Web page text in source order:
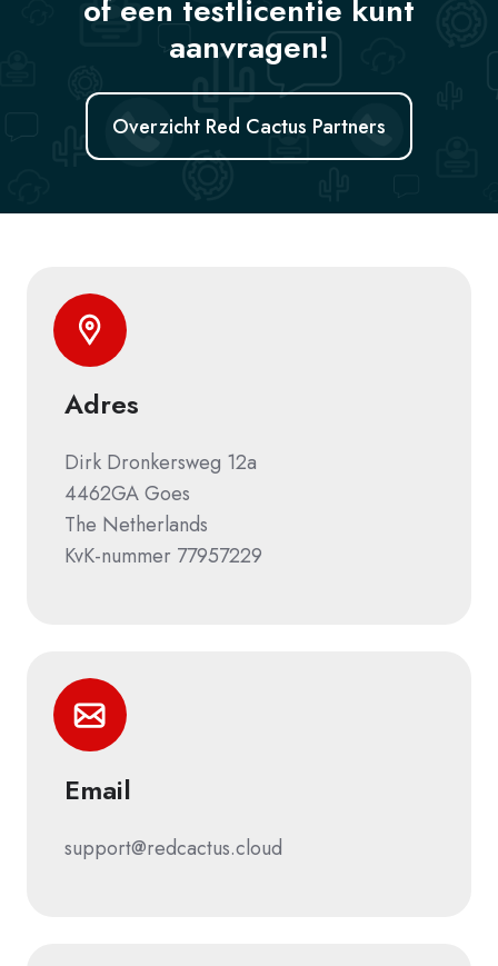
of een testlicentie kunt
aanvragen!
Overzicht Red Cactus Partners
Adres
Dirk Dronkersweg 12a
4462GA Goes
The Netherlands
KvK-nummer 77957229
Email
support@redcactus.cloud